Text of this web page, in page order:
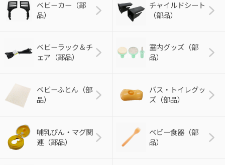
ベビーカー（部
品）
チャイルドシート
（部品）
ベビーラック＆チ
ェア（部品）
室内グッズ（部
品）
ベビーふとん（部
品）
バス・トイレグッ
ズ（部品）
哺乳びん・マグ関
連（部品）
ベビー食器（部
品）